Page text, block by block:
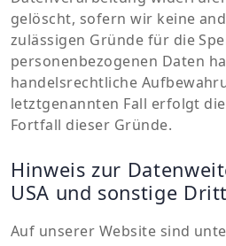
gelöscht, sofern wir keine
zulässigen Gründe für die
personenbezogenen Daten
handelsrechtliche
letztgenannten Fall erfolgt
Fortfall dieser Gründe.
Hinweis zur
USA und sonstige
Auf unserer Website sind